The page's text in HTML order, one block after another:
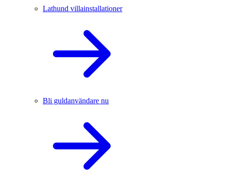
Lathund villainstallationer
Bli guldanvändare nu